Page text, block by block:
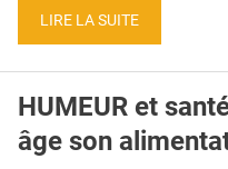
LIRE LA SUITE
HUMEUR et
âge son